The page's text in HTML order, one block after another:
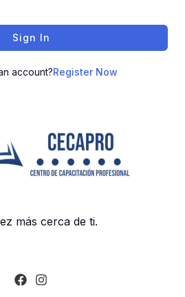
Sign In
account?Register Now
más cerca de ti.